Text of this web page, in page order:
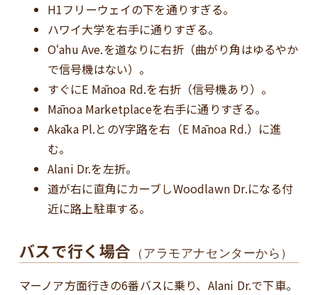
H1フリーウェイの下を通りすぎる。
ハワイ大学を右手に通りすぎる。
Oʻahu Ave.を道なりに右折（曲がり角はゆるやか
で信号機はない）。
すぐにE Mānoa Rd.を右折（信号機あり）。
Mānoa Marketplaceを右手に通りすぎる。
Akāka Pl.とのY字路を右（E Mānoa Rd.）に進
む。
Alani Dr.を左折。
道が右に直角にカーブしWoodlawn Dr.になる付
近に路上駐車する。
バスで行く場合 （アラモアナセンターから）
マーノア方面行きの6番バスに乗り、Alani Dr.で下車。